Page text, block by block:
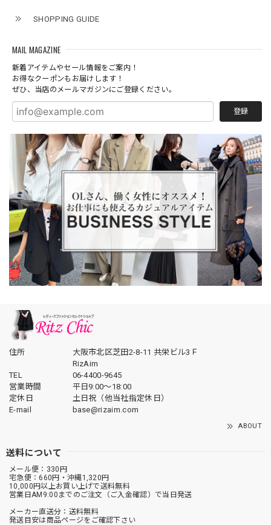
SHOPPING GUIDE
MAIL MAGAZINE
新着アイテムやセール情報をご案内！
お得なクーポンもお届けします！
ぜひ、当店のメールマガジンにご登録ください。
登録
住所
大阪市北区芝田2-8-11 共栄ビル3Ｆ
RizAim
TEL
06-4400-9645
営業時間
平日9:00～18:00
定休日
土日祝（他当社指定休日）
E-mail
base@rizaim.com
ABOUT
送料について
メール便：330円
宅急便：660円・沖縄1,320円
10,000円以上お買い上げで送料無料
営業日AM9:00までのご注文（ご入金確認）で当日発送
メーカー直送分：送料無料
発送目安は商品ページをご確認下さい